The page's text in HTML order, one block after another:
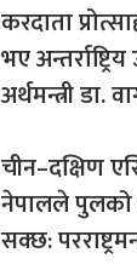
करदाता
भए
अर्थमन्त्री डा.
चीन–दक्षिण
नेपालले पुलको
सक्छ: